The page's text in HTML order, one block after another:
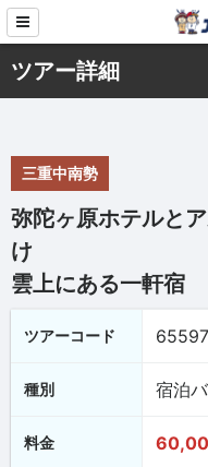
ツアー詳細
三重中南勢
弥陀ヶ原ホテルと
け
雲上にある一軒宿
ツアーコード
種別 宿泊
料金